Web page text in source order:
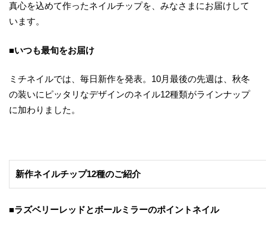
真心を込めて作ったネイルチップを、みなさまにお届けして
います。
■いつも最旬をお届け
ミチネイルでは、毎日新作を発表。10月最後の先週は、秋冬
の装いにピッタリなデザインのネイル12種類がラインナップ
に加わりました。
新作ネイルチップ12種のご紹介
■ラズベリーレッドとボールミラーのポイントネイル